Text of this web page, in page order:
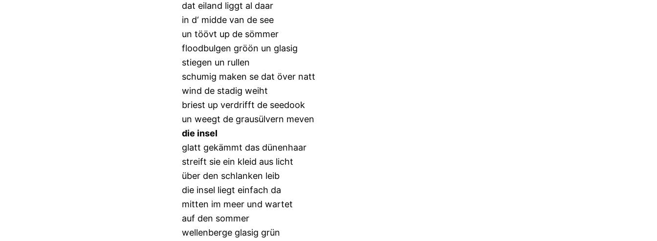
dat eiland liggt al daar
in d‘ midde van de see
un töövt up de sömmer
floodbulgen gröön un glasig
stiegen un rullen
schumig maken se dat över natt
wind de stadig weiht
briest up verdrifft de seedook
un weegt de grausülvern meven
die insel
glatt gekämmt das dünenhaar
streift sie ein kleid aus licht
über den schlanken leib
die insel liegt einfach da
mitten im meer und wartet
auf den sommer
wellenberge glasig grün